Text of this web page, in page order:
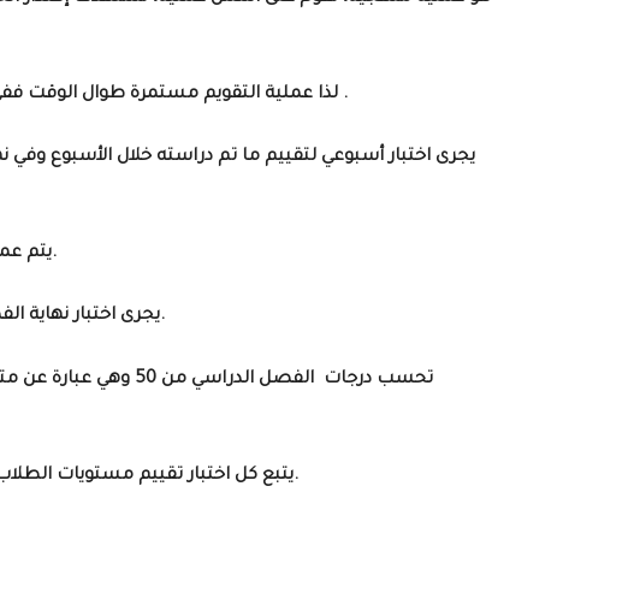
1- لذا عملية التقويم مستمرة طوال الوقت التي اكتسبها الطالب من خلال المناقشة والتفاعل بين المعلم والمتعلم .
2- يجرى اختبار أسبوعي لتقييم ما تم دراسته خلال الأسبوع وفي
3- يتمفي شهر مارس ودرجة كل منهما 20 درجة.
4- يجرى اختبارالدراسي الثاني في شهر مايو ودرجة كل منهم 30 درجة.
5- تحسب درجات الفصل الدراسي من 50 وهي عبارة عن متوسط أعمال الفصل 20 + درجة اختبار الفصل الدراسي 30 =50 درجة
6- يتبع كل اختبار تقييم مستويات الطلاب ووضع خطط علاجية للمستويات الضعيفة وخطط ارتقاء للمستويات المتوسطة وأخري لرعاية المتفوقين.